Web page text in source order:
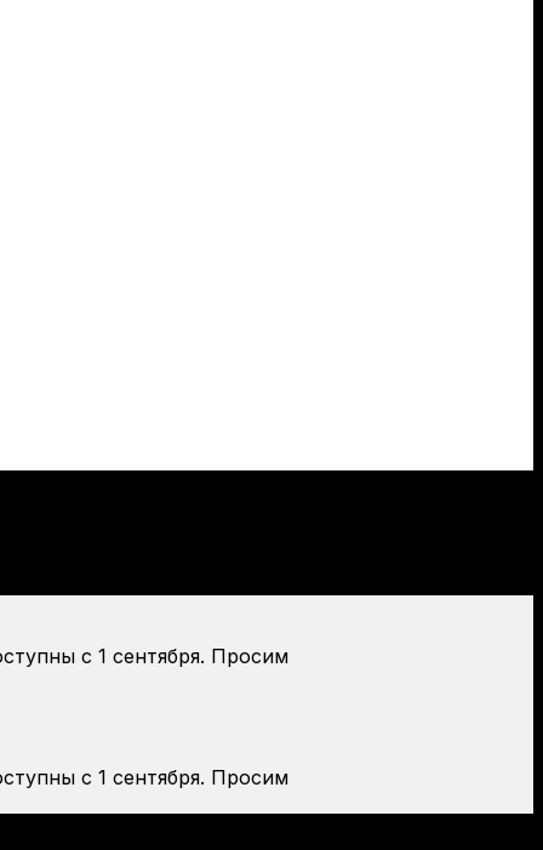
с 1 сентября. Просим
с 1 сентября. Просим